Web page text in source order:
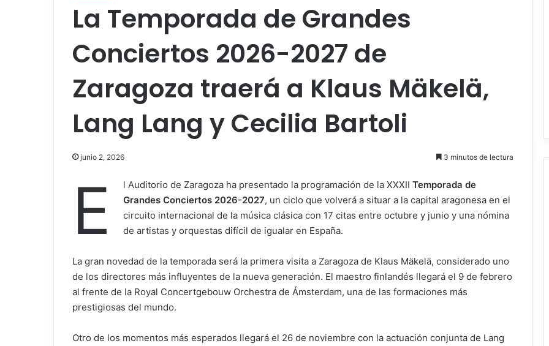
La Temporada de Grandes
Conciertos 2026-2027 de
Zaragoza traerá a Klaus Mäkelä,
Lang Lang y Cecilia Bartoli
junio 2, 2026 3 minutos de lectura
E l Auditorio de Zaragoza ha presentado la programación de la XXXII Temporada de
Grandes Conciertos 2026-2027, un ciclo que volverá a situar a la capital aragonesa en el
circuito internacional de la música clásica con 17 citas entre octubre y junio y una nómina
de artistas y orquestas difícil de igualar en España.
La gran novedad de la temporada será la primera visita a Zaragoza de Klaus Mäkelä, considerado uno
de los directores más influyentes de la nueva generación. El maestro finlandés llegará el 9 de febrero
al frente de la Royal Concertgebouw Orchestra de Ámsterdam, una de las formaciones más
prestigiosas del mundo.
Otro de los momentos más esperados llegará el 26 de noviembre con la actuación conjunta de Lang